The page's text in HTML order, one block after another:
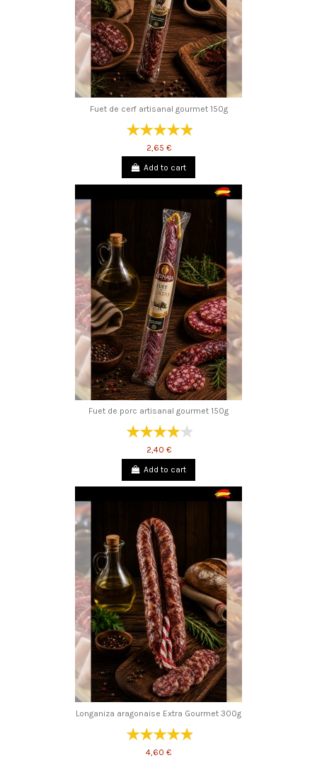
Fuet de cerf artisanal gourmet 150g
2,65 €
Add to cart
Fuet de porc artisanal gourmet 150g
2,40 €
Add to cart
Longaniza aragonaise Extra Gourmet 300g
4,60 €